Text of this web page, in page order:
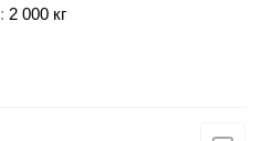
2 000 кг